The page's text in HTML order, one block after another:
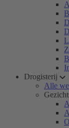
Drogisterij
Alle